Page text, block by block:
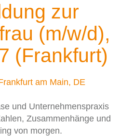
zur
(m/w/d),
(Frankfurt)
am Main, DE
und Unternehmenspraxis
Zusammenhänge und
von morgen.